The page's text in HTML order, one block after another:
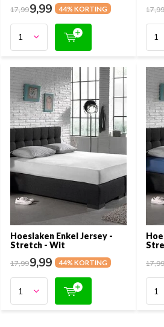
17,999,99 44% KORTING 17,99
Hoeslaken Enkel Jersey -
Stretch - Wit
17,999,99 44% KORTING 17,99